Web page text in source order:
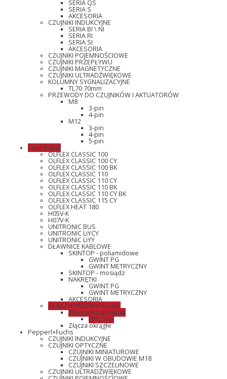
SERIA QS
SERIA S
AKCESORIA
CZUJNIKI INDUKCYJNE
SERIA BI \ NI
SERIA RI
SERIA SI
AKCESORIA
CZUJNIKI POJEMNOŚCIOWE
CZUJNIKI PRZEPŁYWU
CZUJNIKI MAGNETYCZNE
CZUJNIKI ULTRADŹWIĘKOWE
KOLUMNY SYGNALIZACYJNE
TL70 70mm
PRZEWODY DO CZUJNIKÓW I AKTUATORÓW
M8
3-pin
4-pin
M12
3-pin
4-pin
5-pin
Lapp Kabel
OLFLEX CLASSIC 100
OLFLEX CLASSIC 100 CY
OLFLEX CLASSIC 100 BK
OLFLEX CLASSIC 110
OLFLEX CLASSIC 110 CY
OLFLEX CLASSIC 110 BK
OLFLEX CLASSIC 110 CY BK
OLFLEX CLASSIC 115 CY
OLFLEX HEAT 180
H05V-K
H07V-K
UNITRONIC BUS
UNITRONIC LiYCY
UNITRONIC LiYY
DŁAWNICE KABLOWE
SKINTOP - poliamidowe
GWINT PG
GWINT METRYCZNY
SKINTOP - mosiądz
NAKRĘTKI
GWINT PG
GWINT METRYCZNY
AKCESORIA
ZŁĄCZA PRZEMYSŁOWE
Złącza prostokątne
EPIC H-A
Złącza okrągłe
Pepperl+Fuchs
CZUJNIKI INDUKCYJNE
CZUJNIKI OPTYCZNE
CZUJNIKI MINIATUROWE
CZUJNIKI W OBUDOWIE M18
CZUJNIKI SZCZELINOWE
CZUJNIKI ULTRADŹWIĘKOWE